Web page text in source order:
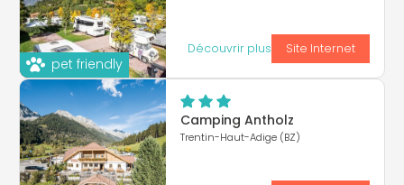
pet friendly
Découvrir plus Site Internet
Camping Antholz
Trentin-Haut-Adige (BZ)